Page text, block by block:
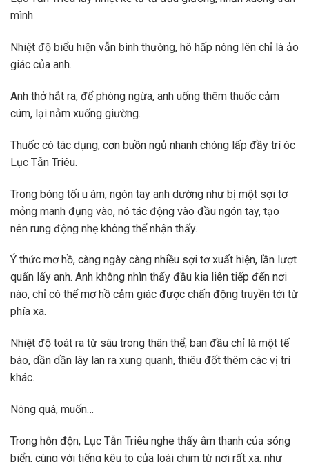
mình.
Nhiệt độ biểu hiện vẫn bình thường, hô hấp nóng lên chỉ là ảo
giác của anh.
Anh thở hắt ra, để phòng ngừa, anh uống thêm thuốc cảm
cúm, lại nằm xuống giường.
Thuốc có tác dụng, cơn buồn ngủ nhanh chóng lấp đầy trí óc
Lục Tẫn Triêu.
Trong bóng tối u ám, ngón tay anh dường như bị một sợi tơ
mỏng manh đụng vào, nó tác động vào đầu ngón tay, tạo
nên rung động nhẹ không thể nhận thấy.
Ý thức mơ hồ, càng ngày càng nhiều sợi tơ xuất hiện, lần lượt
quấn lấy anh. Anh không nhìn thấy đầu kia liên tiếp đến nơi
nào, chỉ có thể mơ hồ cảm giác được chấn động truyền tới từ
phía xa.
Nhiệt độ toát ra từ sâu trong thân thể, ban đầu chỉ là một tế
bào, dần dần lây lan ra xung quanh, thiêu đốt thêm các vị trí
khác.
Nóng quá, muốn…
Trong hỗn độn, Lục Tẫn Triêu nghe thấy âm thanh của sóng
biển, cùng với tiếng kêu to của loài chim từ nơi rất xa, như